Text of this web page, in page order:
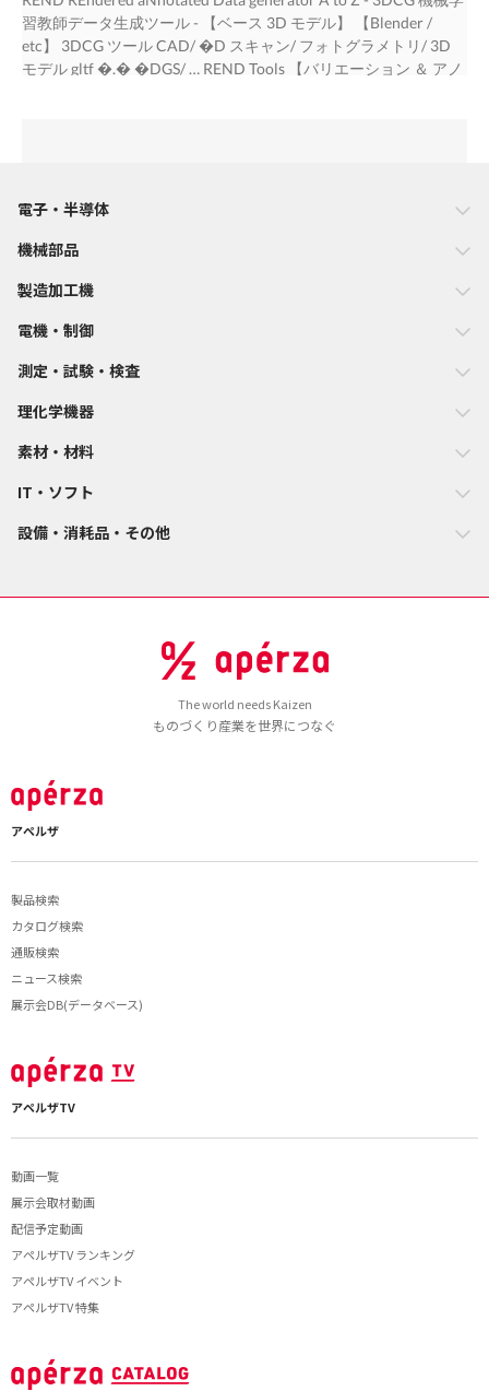
師データ自動生成】 自動生成 �D モデル＋設定ファイルから、
画像（PNG）とアノテーション（JSON）を自動生成 メリット 業
界別 活用想定例 コスト 品質安定 製造業 撮影不要で 一定品質の
こちらから・・ https://www.ddd.co.jp/rendz/ AI 開発支援サー
ビス ・教師データ生成からモデル開発・導入まで一気通貫対応
・開発要件に応じたカスタマイズとコンサル支援 ※ 本カタログ
あります。 ※ 本カタログに記載されている各種名称、企業
リーディー 〒222-0033 横浜市港北区新横浜 2-3-8 KDX 新横浜
ビル 4F TEL.���-����-����
http://www.ddd.co.jp/contact/
習教師データ生成ツール - 【ベース 3D モデル】 【Blender /
etc】 3DCG ツール CAD/ �D スキャン/ フォトグラメトリ/ 3D
モデル gltf �.� �DGS/ … REND Tools 【バリエーション ＆ アノ
・・・・・ 学習データ（画像 + ｱﾉﾃｰｼｮﾝ） ・・・・・ ｱﾉﾃｰｼｮﾝ ｱﾉ
・・・・・ ・・・・・ ・・・・・ ・・・・・ ・・・・・
イトレーシング、HDR、IBL 等】で、高精度な教師データを自在
に生成 ・実世界と近い【リアルな環境】を CG で再現 ・
【自動生成】オブジェクト・背景・アングルなどを変化させ、多
様なバリエーション ・【自動生成】完全精度のアノテーショ
様な 3D アセットと高い互換性を実現 コスト削減 ・実写撮
写では難しい【形状変更・カメラ視点・照明条件】を容易に再現
ル精度と柔軟性を向上 ・学習パイプラインとの【シームレス
統合】で、AI 開発工程を効率化 ・GUI で膨大な【バリエーシ
【フレームワーク】に対応 カスタマイズ ・業界・用途に特化
る精密な条件設定で、目的に合わせたデータ生成 ・【API 連
携】にも対応し、自動化を簡単に実現 ※ 本カタログに記載され
す。 ※ 本カタログに記載されている各種名称、企業名、商品
名などは各社の登録商標または商標です。 株式会社スリーディ
ビル �F TEL.���-����-����
http://www.ddd.co.jp/contact/
電子・半導体
機械部品
製造加工機
電機・制御
測定・試験・検査
理化学機器
素材・材料
IT・ソフト
設備・消耗品・その他
The world needs Kaizen
ものづくり産業を世界につなぐ
アペルザ
製品検索
カタログ検索
通販検索
ニュース検索
展示会DB(データベース)
アペルザTV
動画一覧
展示会取材動画
配信予定動画
アペルザTV ランキング
アペルザTV イベント
アペルザTV 特集